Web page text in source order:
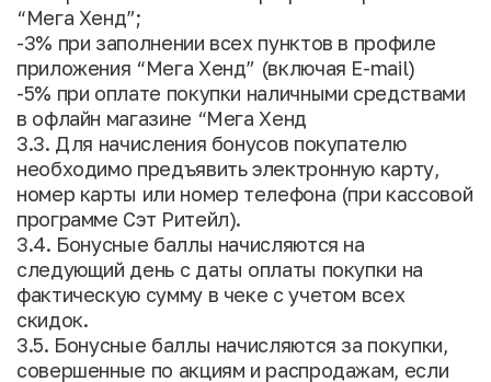
“Мега Хенд”;
-3% при заполнении всех пунктов в профиле
приложения “Мега Хенд” (включая E-mail)
-5% при оплате покупки наличными средствами
в офлайн магазине “Мега Хенд
3.3. Для начисления бонусов покупателю
необходимо предъявить электронную карту,
номер карты или номер телефона (при кассовой
программе Сэт Ритейл).
3.4. Бонусные баллы начисляются на
следующий день с даты оплаты покупки на
фактическую сумму в чеке с учетом всех
скидок.
3.5. Бонусные баллы начисляются за покупки,
совершенные по акциям и распродажам, если